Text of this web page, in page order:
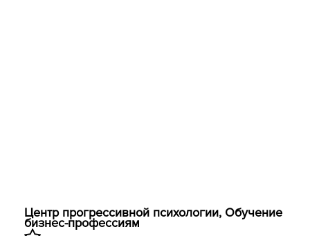
Центр прогрессивной психологии, Обучение
бизнес-профессиям